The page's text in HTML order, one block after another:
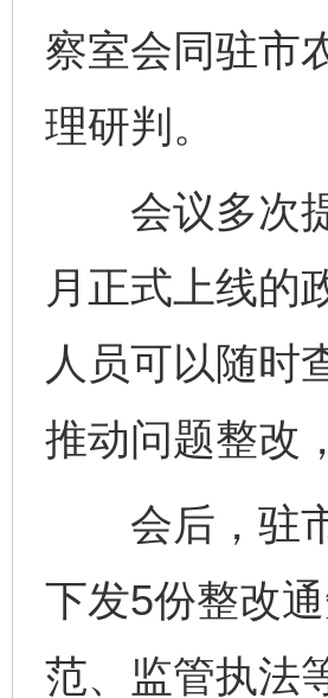
察室会同驻市
理研判。
会议多次提
月正式上线的
人员可以随时
推动问题整改
会后，驻市
下发5份整改
范、监管执法